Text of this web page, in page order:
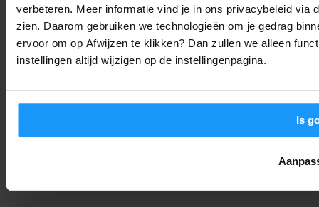
verbeteren. Meer informatie vind je in ons privacybeleid via
zien. Daarom gebruiken we technologieën om je gedrag
ervoor om op Afwijzen te klikken? Dan zullen we alleen
instellingen altijd wijzigen op de instellingenpagina.
Is
Jouw Google Home werkt weer soepeler: Alles over de
augustus-update
Smart Home Nieuws Joshua - 6. augustus 2026